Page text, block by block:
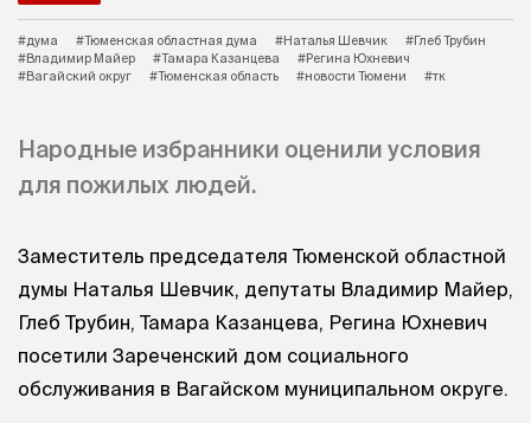
#дума #Тюменская областная дума #Наталья Шевчик
#Глеб Трубин
#Владимир Майер
#Тамара Казанцева
#Регина Юхневич
#Вагайский округ
#Тюменская область #новости Тюмени #тк
Народные избранники оценили условия
для пожилых людей.
Заместитель председателя Тюменской областной
думы Наталья Шевчик, депутаты Владимир Майер,
Глеб Трубин, Тамара Казанцева, Регина Юхневич
посетили Зареченский дом социального
обслуживания в Вагайском муниципальном округе.